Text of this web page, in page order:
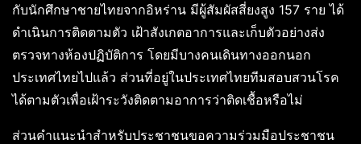
กับนักศึกษาชายไทยจากอิหร่าน มีผู้สัมผัสสี่ยงสูง 157 ราย ได้
ดำเนินการติดตามตัว เฝ้าสังเกตอาการและเก็บตัวอย่างส่ง
ตรวจทางห้องปฏิบัติการ โดยมีบางคนเดินทางออกนอก
ประเทศไทยไปแล้ว ส่วนที่อยู่ในประเทศไทยทีมสอบสวนโรค
ได้ตามตัวเพื่อเฝ้าระวังติดตามอาการว่าติดเชื้อหรือไม่
ส่วนคำแนะนำสำหรับประชาชนขอความร่วมมือประชาชน